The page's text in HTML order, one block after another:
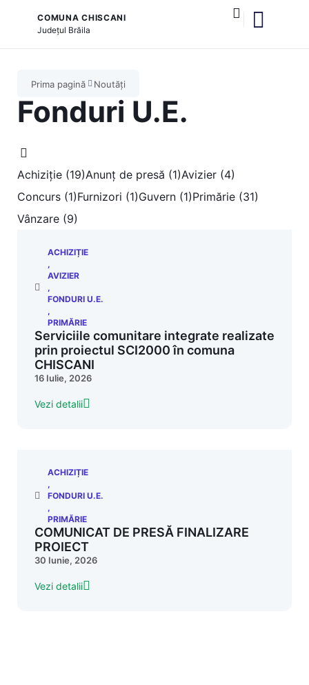
COMUNA CHISCANI
Județul Brăila
Prima pagină Noutăți
Fonduri U.E.
Achiziție (19)Anunț de presă (1)Avizier (4)
Concurs (1)Furnizori (1)Guvern (1)Primărie (31)
Vânzare (9)
ACHIZIȚIE
,
AVIZIER
,
FONDURI U.E.
,
PRIMĂRIE
Serviciile comunitare integrate realizate
prin proiectul SCI2000 în comuna
CHISCANI
16 Iulie, 2026
Vezi detalii
ACHIZIȚIE
,
FONDURI U.E.
,
PRIMĂRIE
COMUNICAT DE PRESĂ FINALIZARE
PROIECT
30 Iunie, 2026
Vezi detalii